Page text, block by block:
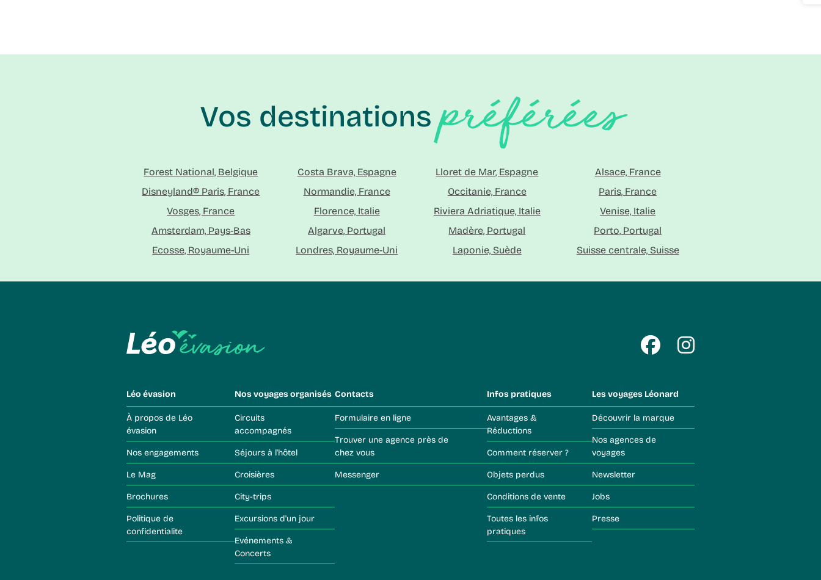
Vos destinationspréférées
Forest National, Belgique Costa Brava, Espagne Lloret de Mar, Espagne
Alsace, France
Disneyland® Paris, France
Normandie, France Occitanie, France
Paris, France
Vosges, France
Florence, Italie Riviera Adriatique, Italie
Venise, Italie
Amsterdam, Pays-Bas
Algarve, Portugal Madère, Portugal
Porto, Portugal
Ecosse, Royaume-Uni
Londres, Royaume-Uni Laponie, Suède Suisse centrale, Suisse
Léo évasion
À propos de Léo
évasion
Nos engagements
Le Mag
Brochures
Politique de
confidentialite
Nos voyages organisés
Circuits
accompagnés
Séjours à l'hôtel
Croisières
City-trips
Excursions d'un jour
Evénements &
Concerts
Contacts
Formulaire en ligne
Trouver une agence près de
chez vous
Messenger
Infos pratiques
Avantages &
Réductions
Comment réserver ?
Objets perdus
Conditions de vente
Toutes les infos
pratiques
Les voyages Léonard
Découvrir la marque
Nos agences de
voyages
Newsletter
Jobs
Presse